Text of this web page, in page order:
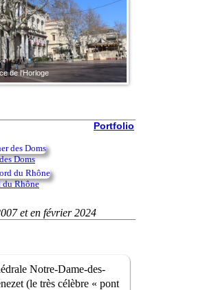
de l'Horloge
Portfolio
Doms
du Rhône
et en février 2024
Notre-Dame-des-
(le très célèbre « pont